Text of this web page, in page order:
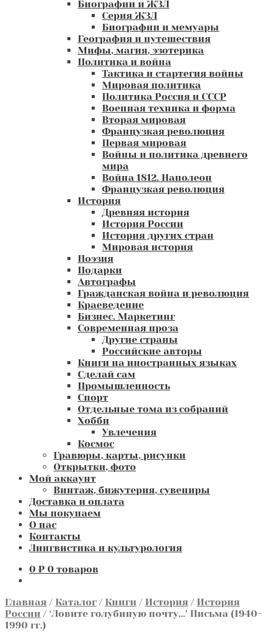
Биографии и ЖЗЛ
Серия ЖЗЛ
Биографии и мемуары
География и путешествия
Мифы, магия, эзотерика
Политика и война
Тактика и стартегия войны
Мировая политика
Политика Россия и СССР
Военная техника и форма
Вторая мировая
Французкая революция
Первая мировая
Войны и политика древнего
мира
Война 1812. Наполеон
Французкая революция
История
Древняя история
История России
История других стран
Мировая история
Поэзия
Подарки
Автографы
Гражданская война и революция
Краеведение
Бизнес. Маркетинг
Современная проза
Другие страны
Российские авторы
Книги на иностранных языках
Сделай сам
Промышленность
Спорт
Отдельные тома из собраний
Хобби
Увлечения
Космос
Гравюры, карты, рисунки
Открытки, фото
Мой аккаунт
Винтаж, бижутерия, сувениры
Доставка и оплата
Мы покупаем
О нас
Контакты
Лингвистика и культурология
0 ₽ 0 товаров
Главная / Каталог / Книги / История / История
России / ‘Ловите голубиную почту…’ Письма (1940-
1990 гг.)